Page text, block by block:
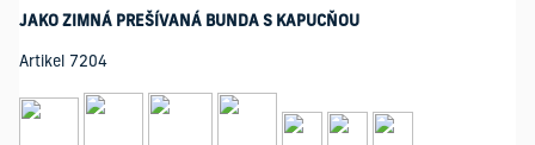
JAKO ZIMNÁ PREŠÍVANÁ BUNDA S KAPUCŇOU
Artikel 7204